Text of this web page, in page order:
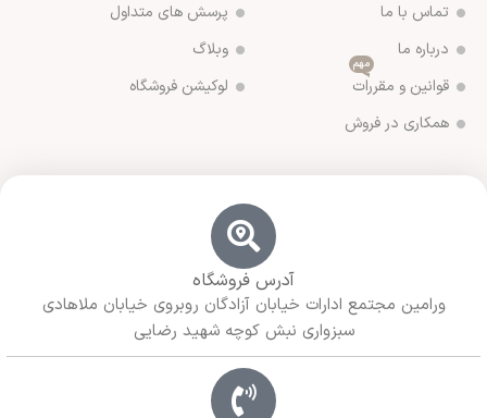
تماس با ما
درباره ما
قوانین و مقررات
مهم
همکاری در فروش
پرسش های متداول
وبلاگ
لوکیشن فروشگاه
آدرس فروشگاه
ورامین مجتمع ادارات خیابان آزادگان روبروی خیابان ملاهادی
سبزواری نبش کوچه شهید رضایی